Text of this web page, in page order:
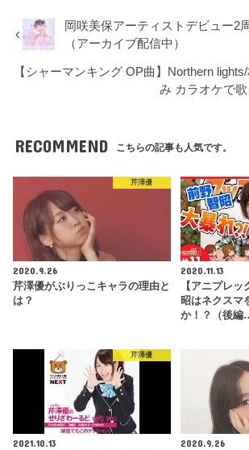
岡咲美保アーティストデビュー2
（アーカイブ配信中）
【シャーマンキング OP曲】Northern
み カラオケで
RECOMMEND こちらの記事も人気です。
芹澤優
2020.9.26
芹澤優がぶりっこキャラの理由と
は？
2020.11.13
【アニプレ
昭はネクスマ
か！？（後編
芹澤優
2021.10.13
2020.9.26